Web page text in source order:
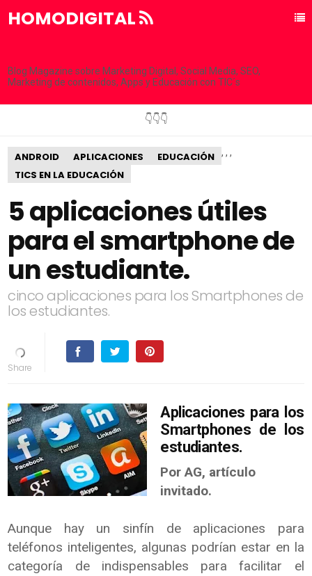
HOMODIGITAL
Blog Magazine sobre Marketing Digital, Social Media, SEO,
Marketing de contenidos, Apps y Educación con TIC´s
👇👇👇
ANDROID ,
APLICACIONES ,
EDUCACIÓN ,
TICS EN LA EDUCACIÓN
5 aplicaciones útiles
para el smartphone de
un estudiante.
cinco aplicaciones para los Smartphones de
los estudiantes.
Aplicaciones para los
Smartphones de los
estudiantes.
Por AG, artículo
invitado.
Aunque hay un sinfín de aplicaciones para
teléfonos inteligentes, algunas podrían estar en la
categoría de indispensables para facilitar el